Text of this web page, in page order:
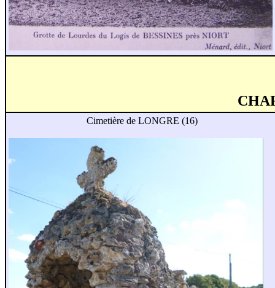
Cimetière de LONGRE (16)